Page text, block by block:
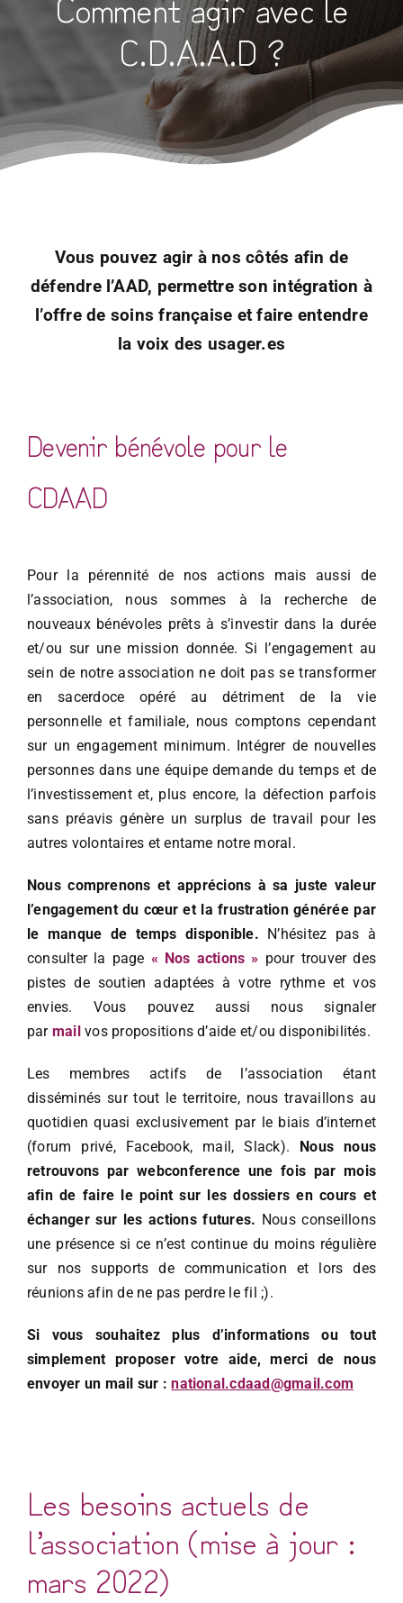
C.D.A.A.D ?
Vous pouvez agir à nos côtés afin de
défendre l’AAD, permettre son intégration à
l’offre de soins française et faire entendre
la voix des usager.es
Devenir bénévole pour le
CDAAD
Pour la pérennité de nos actions mais aussi de
l’association, nous sommes à la recherche de
nouveaux bénévoles prêts à s’investir dans la durée
et/ou sur une mission donnée. Si l’engagement au
sein de notre association ne doit pas se transformer
en sacerdoce opéré au détriment de la vie
personnelle et familiale, nous comptons cependant
sur un engagement minimum. Intégrer de nouvelles
personnes dans une équipe demande du temps et de
l’investissement et, plus encore, la défection parfois
sans préavis génère un surplus de travail pour les
autres volontaires et entame notre moral.
Nous comprenons et apprécions à sa juste valeur
l’engagement du cœur et la frustration générée par
le manque de temps disponible. N’hésitez pas à
consulter la page « Nos actions » pour trouver des
pistes de soutien adaptées à votre rythme et vos
envies. Vous pouvez aussi nous signaler
par mailvos propositions d’aide et/ou disponibilités.
Les membres actifs de l’association étant
disséminés sur tout le territoire, nous travaillons au
quotidien quasi exclusivement par le biais d’internet
(forum privé, Facebook, mail, Slack). Nous nous
retrouvons par webconference une fois par mois
afin de faire le point sur les dossiers en cours et
échanger sur les actions futures. Nous conseillons
une présence si ce n’est continue du moins régulière
sur nos supports de communication et lors des
réunions afin de ne pas perdre le fil ;).
Si vous souhaitez plus d’informations ou tout
simplement proposer votre aide, merci de nous
envoyer un mail sur :national.cdaad@gmail.com
Les besoins actuels de
l’association (mise à jour :
mars 2022)